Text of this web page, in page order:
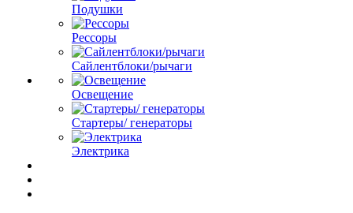
Подушки
Рессоры
Сайлентблоки/рычаги
Освещение
Стартеры/ генераторы
Электрика